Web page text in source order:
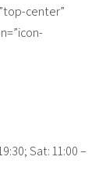
center”
Sat: 11:00 –